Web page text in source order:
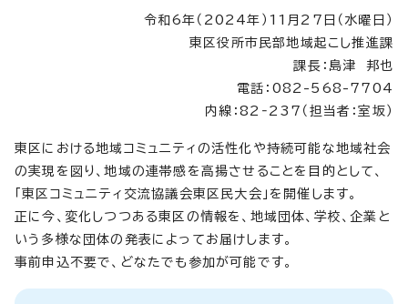
令和6年（2024年）11月27日（水曜日）
東区役所市民部地域起こし推進課
課長：島津 邦也
電話：082-568-7704
内線：82‐237（担当者：室坂）
東区における地域コミュニティの活性化や持続可能な地域社会
の実現を図り、地域の連帯感を高揚させることを目的として、
「東区コミュニティ交流協議会東区民大会」を開催します。
正に今、変化しつつある東区の情報を、地域団体、学校、企業と
いう多様な団体の発表によってお届けします。
事前申込不要で、どなたでも参加が可能です。